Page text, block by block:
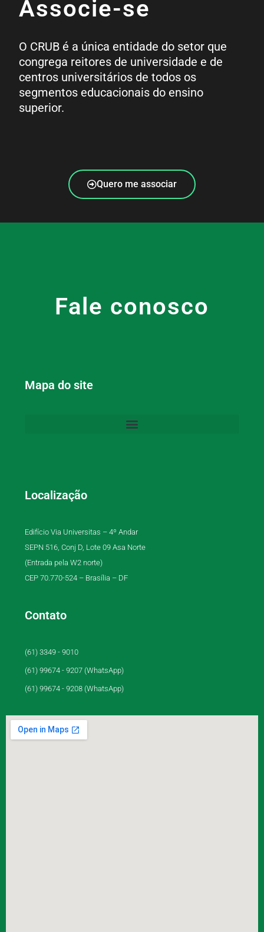
Associe-se
O CRUB é a única entidade do setor que
congrega reitores de universidade e de
centros universitários de todos os
segmentos educacionais do ensino
superior.
Quero me associar
Fale conosco
Mapa do site
Localização
Edifício Via Universitas – 4º Andar
SEPN 516, Conj D, Lote 09 Asa Norte
(Entrada pela W2 norte)
CEP 70.770-524 – Brasília – DF
Contato
(61) 3349 - 9010
(61) 99674 - 9207 (WhatsApp)
(61) 99674 - 9208 (WhatsApp)